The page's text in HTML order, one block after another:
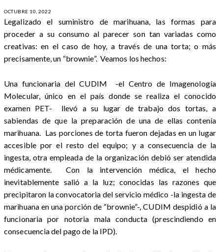
OCTUBRE 10, 2022
Legalizado el suministro de marihuana, las formas para
proceder a su consumo al parecer son tan variadas como
creativas: en el caso de hoy, a través de una torta; o más
precisamente, un “brownie”. Veamos los hechos:
Una funcionaria del CUDIM -el Centro de Imagenología
Molecular, único en el país donde se realiza el conocido
examen PET- llevó a su lugar de trabajo dos tortas, a
sabiendas de que la preparación de una de ellas contenía
marihuana. Las porciones de torta fueron dejadas en un lugar
accesible por el resto del equipo; y a consecuencia de la
ingesta, otra empleada de la organización debió ser atendida
médicamente. Con la intervención médica, el hecho
inevitablemente salió a la luz; conocidas las razones que
precipitaron la convocatoria del servicio médico -la ingesta de
marihuana en una porción de “brownie”-, CUDIM despidió a la
funcionaria por notoria mala conducta (prescindiendo en
consecuencia del pago de la IPD).